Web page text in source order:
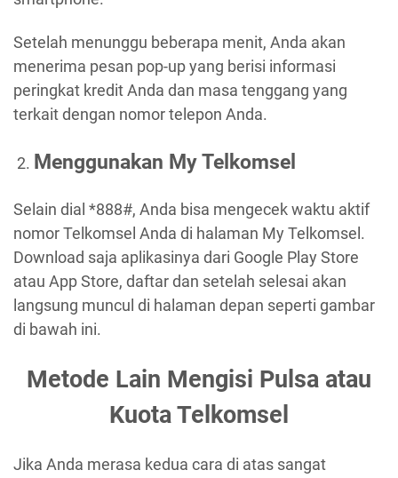
Setelah menunggu beberapa menit, Anda akan
menerima pesan pop-up yang berisi informasi
peringkat kredit Anda dan masa tenggang yang
terkait dengan nomor telepon Anda.
Menggunakan My Telkomsel
Selain dial *888#, Anda bisa mengecek waktu aktif
nomor Telkomsel Anda di halaman My Telkomsel.
Download saja aplikasinya dari Google Play Store
atau App Store, daftar dan setelah selesai akan
langsung muncul di halaman depan seperti gambar
di bawah ini.
Metode Lain Mengisi Pulsa atau
Kuota Telkomsel
Jika Anda merasa kedua cara di atas sangat